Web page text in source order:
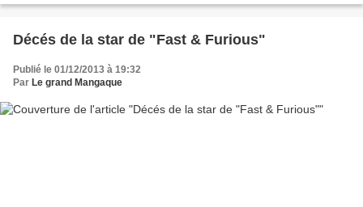
Décés de la star de "Fast & Furious"
Publié le 01/12/2013 à 19:32
Par Le grand Mangaque